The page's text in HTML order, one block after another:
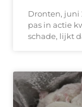
Dronten, juni
pas in actie
schade, lijkt